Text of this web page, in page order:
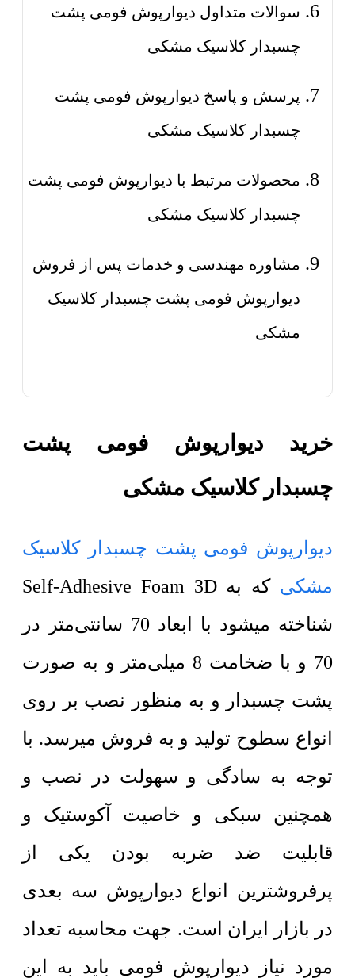
سوالات متداول دیوارپوش فومی پشت
چسبدار کلاسیک مشکی
پرسش و پاسخ دیوارپوش فومی پشت
چسبدار کلاسیک مشکی
محصولات مرتبط با دیوارپوش فومی پشت
چسبدار کلاسیک مشکی
مشاوره مهندسی و خدمات پس از فروش
دیوارپوش فومی پشت چسبدار کلاسیک
مشکی
خرید دیوارپوش فومی پشت
چسبدار کلاسیک مشکی
دیوارپوش فومی پشت چسبدار کلاسیک
مشکی
که به Self-Adhesive Foam 3D
شناخته میشود با ابعاد 70 سانتی‌متر در
70 و با ضخامت 8 میلی‌متر و به صورت
پشت چسبدار و به منظور نصب بر روی
انواع سطوح تولید و به فروش میرسد. با
توجه به سادگی و سهولت در نصب و
همچنین سبکی و خاصیت آکوستیک و
قابلیت ضد ضربه بودن یکی از
پرفروشترین انواع دیوارپوش سه بعدی
در بازار ایران است. جهت محاسبه تعداد
مورد نیاز دیوارپوش فومی باید به این